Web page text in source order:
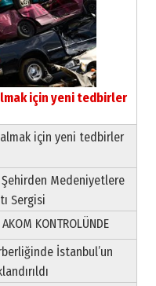
için yeni tedbirler
almak için yeni tedbirler
Şehirden Medeniyetlere
Sergisi
KONTROLÜNDE
İstanbul’un